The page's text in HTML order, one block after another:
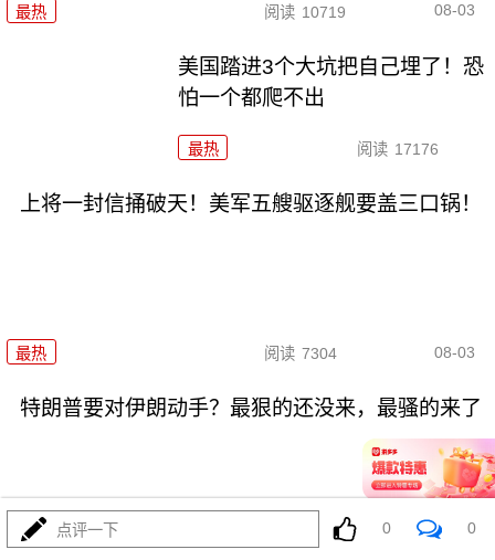
最热 阅读 10719 08-03
美国踏进3个大坑把自己埋了！恐
怕一个都爬不出
最热 阅读 17176
上将一封信捅破天！美军五艘驱逐舰要盖三口锅！
最热 阅读 7304 08-03
特朗普要对伊朗动手？最狠的还没来，最骚的来了
点评一下 0 0